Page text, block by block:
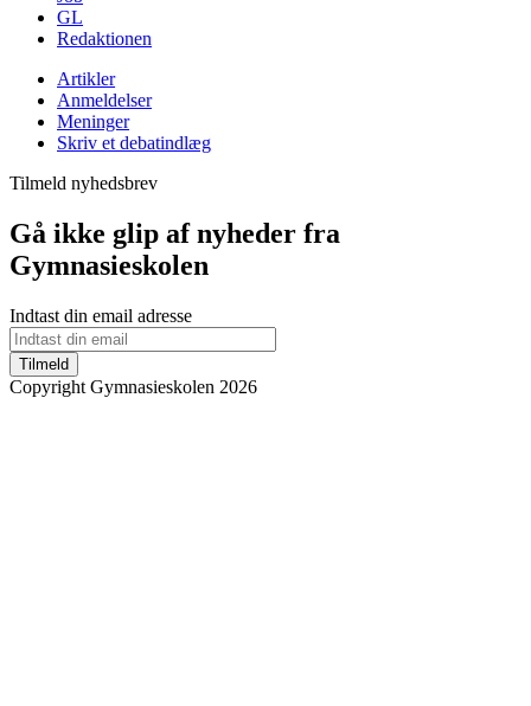
GL
Redaktionen
Artikler
Anmeldelser
Meninger
Skriv et debatindlæg
Tilmeld nyhedsbrev
Gå ikke glip af nyheder fra
Gymnasieskolen
Indtast din email adresse
Tilmeld
Copyright Gymnasieskolen 2026